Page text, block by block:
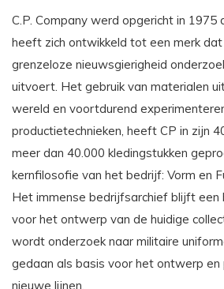
C.P. Company werd opgericht in 1975
heeft zich ontwikkeld tot een merk
grenzeloze nieuwsgierigheid
uitvoert. Het gebruik van materialen
wereld en voortdurend
productietechnieken, heeft CP in zijn
meer dan 40.000 kledingstukken
kernfilosofie van het bedrijf: Vorm en
Het immense bedrijfsarchief blijft een
voor het ontwerp van de huidige
wordt onderzoek naar militaire
gedaan als basis voor het ontwerp en
nieuwe lijnen.